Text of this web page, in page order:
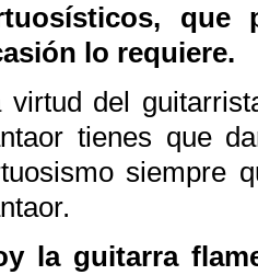
que
lo requiere.
virtud del
tienes que
siempre
la guitarra